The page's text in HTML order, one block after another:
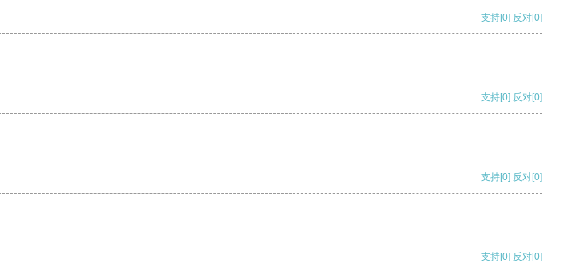
支持[0] 反对[0]
支持[0] 反对[0]
支持[0] 反对[0]
支持[0] 反对[0]